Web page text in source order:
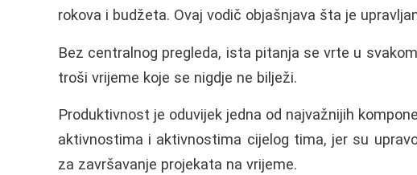
rokova i budžeta. Ovaj vodič objašnjava šta je
Bez centralnog pregleda, ista pitanja se vrte u
troši vrijeme koje se nigdje ne bilježi.
Produktivnost je oduvijek jedna od najvažnijih
aktivnostima i aktivnostima cijelog tima, jer su
za završavanje projekata na vrijeme.